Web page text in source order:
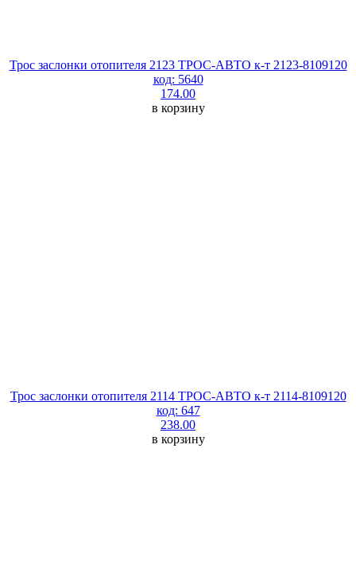
Трос заслонки отопителя 2123 ТРОС-АВТО к-т 2123-8109120
код: 5640
174.00
в корзину
Трос заслонки отопителя 2114 ТРОС-АВТО к-т 2114-8109120
код: 647
238.00
в корзину